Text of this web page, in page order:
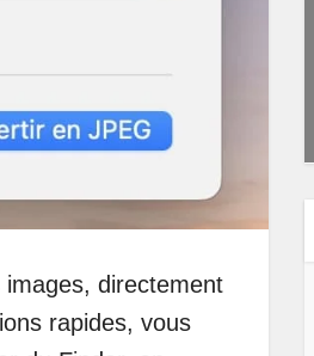
directement
rapides, vous